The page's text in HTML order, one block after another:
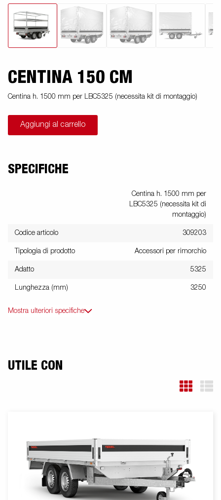
CENTINA 150 CM
Centina h. 1500 mm per LBC5325 (necessita kit di montaggio)
Aggiungi al carrello
SPECIFICHE
Centina h. 1500 mm per
LBC5325 (necessita kit di
montaggio)
Codice articolo 309203
Tipologia di prodotto Accessori per rimorchio
Adatto 5325
Lunghezza (mm) 3250
Mostra ulteriori specifiche
UTILE CON